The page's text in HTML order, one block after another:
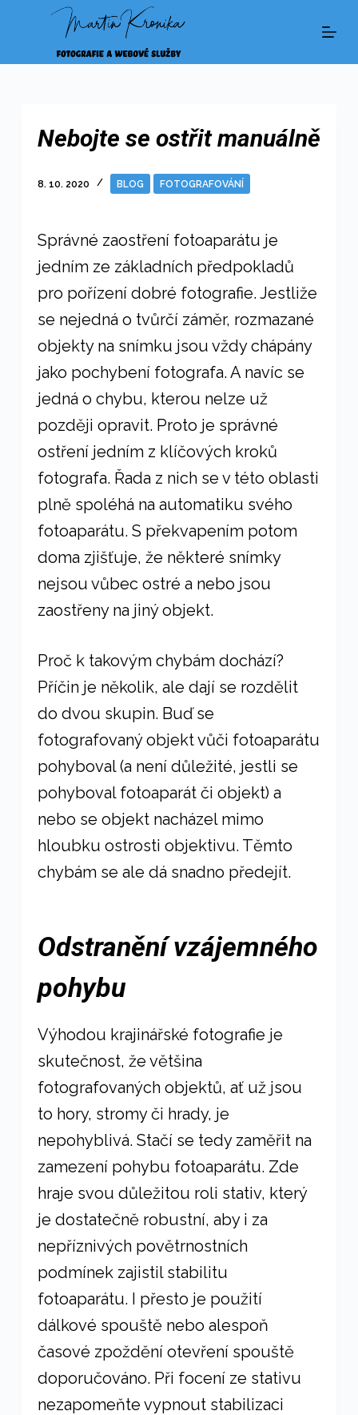
Nebojte se ostřit manuálně
8. 10. 2020 BLOG FOTOGRAFOVÁNÍ
Správné zaostření fotoaparátu je
jedním ze základních předpokladů
pro pořízení dobré fotografie. Jestliže
se nejedná o tvůrčí záměr, rozmazané
objekty na snímku jsou vždy chápány
jako pochybení fotografa. A navíc se
jedná o chybu, kterou nelze už
později opravit. Proto je správné
ostření jedním z klíčových kroků
fotografa. Řada z nich se v této oblasti
plně spoléhá na automatiku svého
fotoaparátu. S překvapením potom
doma zjišťuje, že některé snímky
nejsou vůbec ostré a nebo jsou
zaostřeny na jiný objekt.
Proč k takovým chybám dochází?
Příčin je několik, ale dají se rozdělit
do dvou skupin. Buď se
fotografovaný objekt vůči fotoaparátu
pohyboval (a není důležité, jestli se
pohyboval fotoaparát či objekt) a
nebo se objekt nacházel mimo
hloubku ostrosti objektivu. Těmto
chybám se ale dá snadno předejít.
Odstranění vzájemného
pohybu
Výhodou krajinářské fotografie je
skutečnost, že většina
fotografovaných objektů, ať už jsou
to hory, stromy či hrady, je
nepohyblivá. Stačí se tedy zaměřit na
zamezení pohybu fotoaparátu. Zde
hraje svou důležitou roli stativ, který
je dostatečně robustní, aby i za
nepříznivých povětrnostních
podmínek zajistil stabilitu
fotoaparátu. I přesto je použití
dálkové spouště nebo alespoň
časové zpoždění otevření spouště
doporučováno. Při focení ze stativu
nezapomeňte vypnout stabilizaci